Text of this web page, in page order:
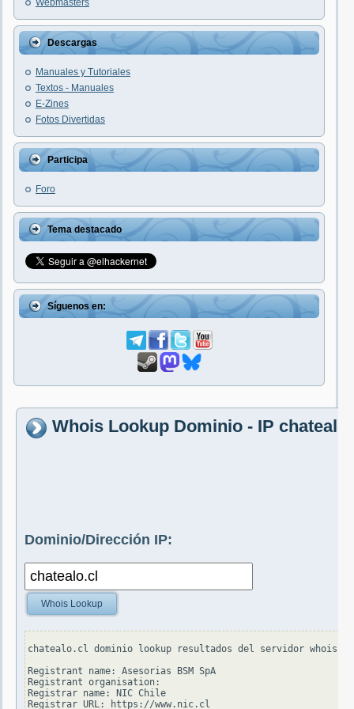
Webmasters
Descargas
Manuales y Tutoriales
Textos - Manuales
E-Zines
Fotos Divertidas
Participa
Foro
Tema destacado
Síguenos en:
Whois Lookup Dominio - IP
Dominio/Dirección IP:
Whois Lookup
chatealo.cl dominio lookup resultados del servidor
Registrant name: Asesorias BSM SpA
Registrant organisation:
Registrar name: NIC Chile
Registrar URL: https://www.nic.cl